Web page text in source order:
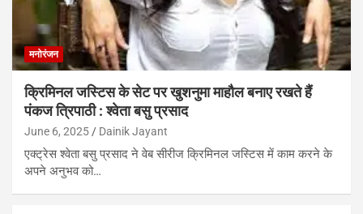
मनोरंजन
क्रिमिनल जस्टिस के सेट पर खुशनुमा माहौल बनाए रखते हैं
पंकज त्रिपाठी : श्वेता बसु प्रसाद
June 6, 2025 Dainik Jayant
एक्ट्रेस श्वेता बसु प्रसाद ने वेब सीरीज क्रिमिनल जस्टिस में काम करने के
अपने अनुभव को…